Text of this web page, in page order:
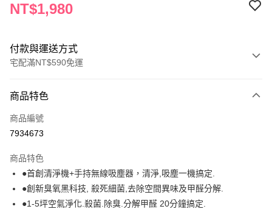
NT$1,980
付款與運送方式
宅配滿NT$590免運
POYA支付
信用卡一次付款
Apple Pay
街口支付
商品特色
商品編號
7934673
商品特色
●首創清淨機+手持無線吸塵器，清淨,吸塵一機搞定.
●創新臭氧黑科技, 殺死細菌,去除空間異味及甲醛分解.
●1-5坪空氣淨化.殺菌.除臭.分解甲醛 20分鐘搞定.